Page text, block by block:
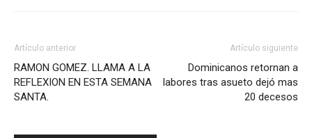
Artículo anterior
RAMON GOMEZ. LLAMA A LA
REFLEXION EN ESTA SEMANA
SANTA.
Artículo siguiente
Dominicanos retornan a
labores tras asueto dejó mas
20 decesos